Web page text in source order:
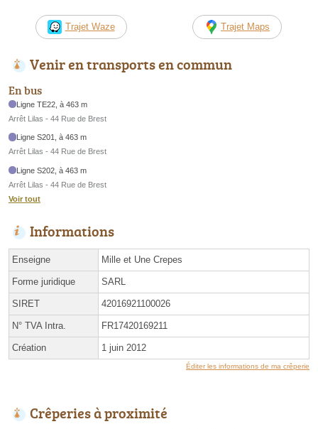
Trajet Waze Trajet Maps
Venir en transports en commun
En bus
Ligne TE22, à 463 m
Arrêt Lilas - 44 Rue de Brest
Ligne S201, à 463 m
Arrêt Lilas - 44 Rue de Brest
Ligne S202, à 463 m
Arrêt Lilas - 44 Rue de Brest
Voir tout
Informations
Enseigne Mille et Une Crepes
Forme juridique SARL
SIRET 42016921100026
N° TVA Intra. FR17420169211
Création 1 juin 2012
Éditer les informations de ma crêperie
Crêperies à proximité